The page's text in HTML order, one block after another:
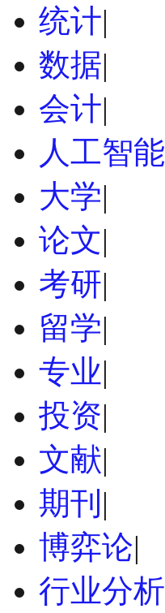
统计|
数据|
会计|
人工智能
大学|
论文|
考研|
留学|
专业|
投资|
文献|
期刊 |
博弈论|
行业分析